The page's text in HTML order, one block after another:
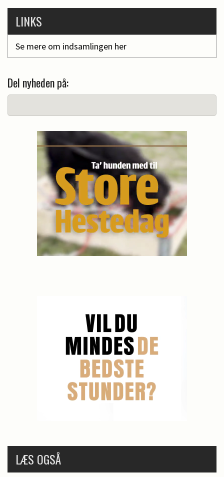
LINKS
Se mere om indsamlingen her
Del nyheden på:
LÆS OGSÅ